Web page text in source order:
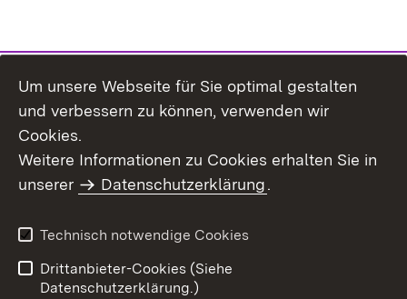
Benutzungshinweise
Erklärung zur
Um unsere Webseite für Sie optimal gestalten
und verbessern zu können, verwenden wir
Cookies.
Weitere Informationen zu Cookies erhalten Sie in
unserer
Datenschutzerklärung.
Technisch notwendige Cookies
Drittanbieter-Cookies (Siehe
Datenschutzerklärung.)